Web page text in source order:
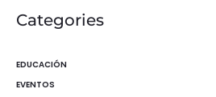
Categories
EDUCACIÓN
EVENTOS